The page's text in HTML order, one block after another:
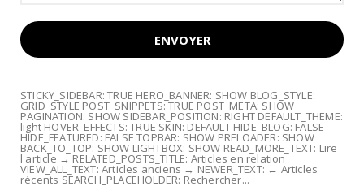
STICKY_SIDEBAR: TRUE HERO_BANNER: SHOW BLOG_STYLE:
GRID_STYLE POST_SNIPPETS: TRUE POST_META: SHOW
PAGINATION: SHOW SIDEBAR_POSITION: RIGHT DEFAULT_THEME:
light HOVER_EFFECTS: TRUE SKIN: DEFAULT HIDE_BLOG: FALSE
HIDE_FEATURED: FALSE TOPBAR: SHOW PRELOADER: SHOW
BACK_TO_TOP: SHOW LIGHTBOX: SHOW READ_MORE_TEXT: Lire
l'article → RELATED_POSTS_TITLE: Articles en relation
VIEW_ALL_TEXT: Articles anciens → NEWER_TEXT: ← Articles
récents SEARCH_PLACEHOLDER: Rechercher...